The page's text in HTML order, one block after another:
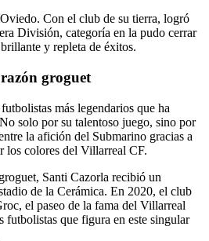
Con el club de su tierra, logró
División, categoría en la pudo cerrar
y repleta de éxitos.
groguet
más legendarios que ha
solo por su talentoso juego, sino por
la afición del Submarino gracias a
los colores del Villarreal CF.
Santi Cazorla recibió un
de la Cerámica. En 2020, el club
el paseo de la fama del Villarreal
futbolistas que figura en este singular